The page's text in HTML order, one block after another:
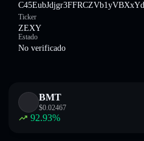
Ticker
ZEXY
Estado
No verificado
BMT
$0.02467
92.93%